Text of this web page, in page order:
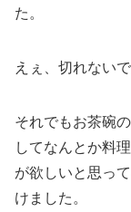
た。
えぇ、切れない
それでもお茶碗
してなんとか料
が欲しいと思っ
けました。